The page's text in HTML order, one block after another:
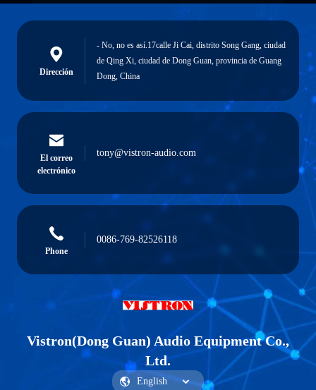
Dirección
- No, no es así.17calle Ji Cai, distrito Song Gang, ciudad
de Qing Xi, ciudad de Dong Guan, provincia de Guang
Dong, China
El correo
electrónico
tony@vistron-audio.com
Phone
0086-769-82526118
Vistron(Dong Guan) Audio Equipment Co.,
Ltd.